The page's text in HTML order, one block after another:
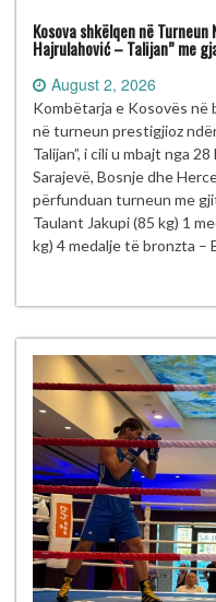
Kosova shkëlqen në
Hajrulahović – Talijan” me
August 2, 2026
Kombëtarja e Kosovës në
në turneun prestigjioz
Talijan”, i cili u mbajt nga
Sarajevë, Bosnje dhe
përfunduan turneun me
Taulant Jakupi (85 kg) 1
kg) 4 medalje të bronzta –